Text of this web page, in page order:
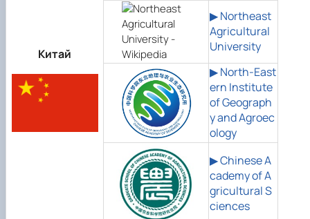
Китай
▶ Northeast
Agricultural
University
▶ North-East
ern Institute
of Geograph
y and Agroec
ology
▶ Chinese A
cademy of A
gricultural S
ciences